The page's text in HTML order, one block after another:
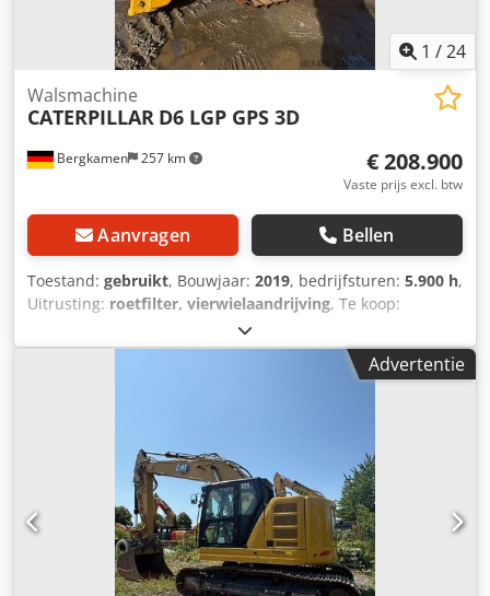
1 /24
Bergkamen 257 km
Walsmachine
CATERPILLAR D6 LGP GPS 3D
€ 208.900
Vaste prijs excl. btw
Aanvragen Bellen
Toestand: gebruikt, Bouwjaar: 2019, bedrijfsturen: 5.900 h,
Uitrusting: roetfilter, vierwielaandrijving, Te koop:
Caterpillar D6 LGP rupsdozer met 3D GPS Crodpjzr Tq Dsfx
Ai Nsf Ik bied hierbij een betrouwbare en robuuste
Caterpillar D6 LGP te koop aan. De machine verkeert in
onderhouden, inzetklaar * Vermogen: krachtig en efficiënt
* Gewicht: ca. 20 ton (afhankelijk van uitrusting) Uitrusting:
* Brede LGP-onderstellen voor lage bodemdruk *
Comfortabele cabine met verwarming en airconditioning *
Joystickbesturing voor nauwkeurig werken * Hydraulisch
systeem volledig functioneel * Regelmatig onderhouden
Advertentie